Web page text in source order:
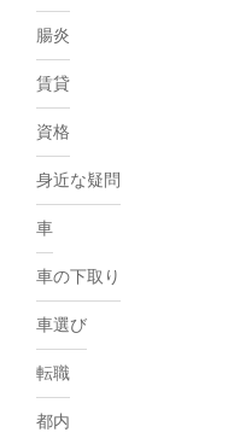
腸炎
賃貸
資格
身近な疑問
車
車の下取り
車選び
転職
都内